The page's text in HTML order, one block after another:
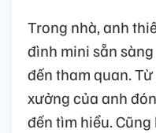
Trong nhà, anh
đình mini sẵn
đến tham quan.
xưởng của anh
đến tìm hiểu.